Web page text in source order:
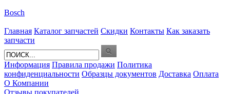
Bosch
Главная Каталог запчастей Скидки Контакты Как заказать
запчасти
Информация Правила продажи Политика
конфиденциальности Образцы документов Доставка Оплата
О Компании
Отзывы покупателей